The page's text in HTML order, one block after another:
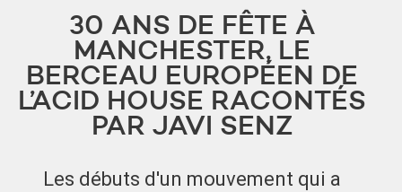
30 ANS DE FÊTE À
MANCHESTER, LE
BERCEAU EUROPÉEN DE
L’ACID HOUSE RACONTÉS
PAR JAVI SENZ
Les débuts d'un mouvement qui a